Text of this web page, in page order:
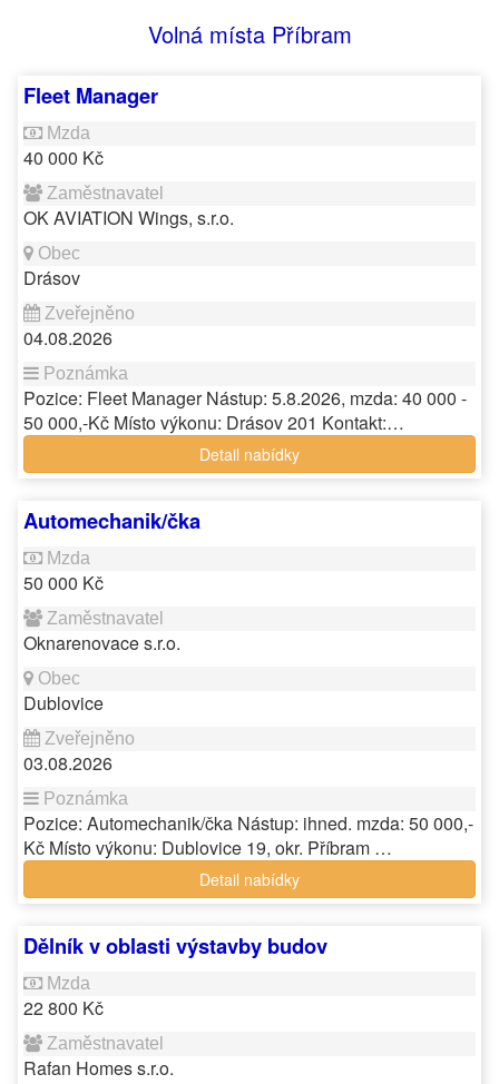
Volná místa Příbram
Fleet Manager
40 000 Kč
OK AVIATION Wings, s.r.o.
Drásov
04.08.2026
Pozice: Fleet Manager Nástup: 5.8.2026, mzda: 40 000 -
50 000,-Kč Místo výkonu: Drásov 201 Kontakt:…
Detail nabídky
Automechanik/čka
50 000 Kč
Oknarenovace s.r.o.
Dublovice
03.08.2026
Pozice: Automechanik/čka Nástup: ihned. mzda: 50 000,-
Kč Místo výkonu: Dublovice 19, okr. Příbram …
Detail nabídky
Dělník v oblasti výstavby budov
22 800 Kč
Rafan Homes s.r.o.